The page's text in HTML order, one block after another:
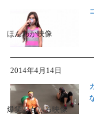
ほんわか映像
2014年4月14日
爆笑おもしろ映像